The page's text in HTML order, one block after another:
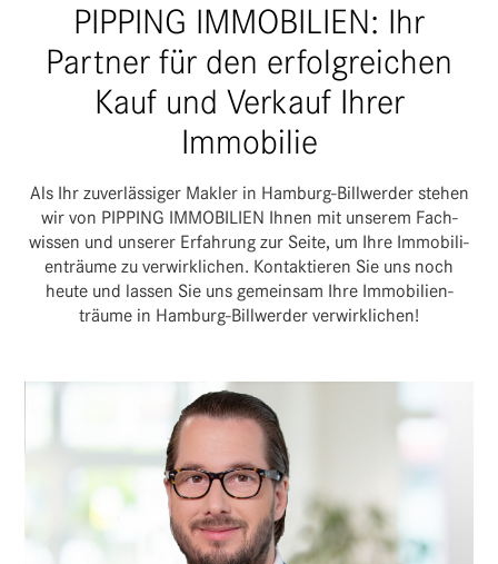
PIPPING IMMOBILIEN: Ihr
Partner für den erfolgreichen
Kauf und Verkauf Ihrer
Immobilie
Als Ihr zuver­läs­siger Makler in Hamburg-Bill­werder stehen
wir von PIPPING IMMO­BI­LIEN Ihnen mit unserem Fach­
wissen und unserer Erfah­rung zur Seite, um Ihre Immo­bi­li­
en­träume zu verwirk­li­chen. Kontak­tieren Sie uns noch
heute und lassen Sie uns gemeinsam Ihre Immo­bi­li­en­
träume in Hamburg-Bill­werder verwirklichen!